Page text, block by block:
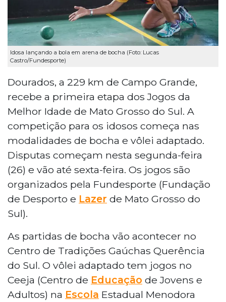
Idosa lançando a bola em arena de bocha (Foto: Lucas
Castro/Fundesporte)
Dourados, a 229 km de Campo Grande,
recebe a primeira etapa dos Jogos da
Melhor Idade de Mato Grosso do Sul. A
competição para os idosos começa nas
modalidades de bocha e vôlei adaptado.
Disputas começam nesta segunda-feira
(26) e vão até sexta-feira. Os jogos são
organizados pela Fundesporte (Fundação
de Desporto e Lazer de Mato Grosso do
Sul).
As partidas de bocha vão acontecer no
Centro de Tradições Gaúchas Querência
do Sul. O vôlei adaptado tem jogos no
Ceeja (Centro de Educação de Jovens e
Adultos) na Escola Estadual Menodora